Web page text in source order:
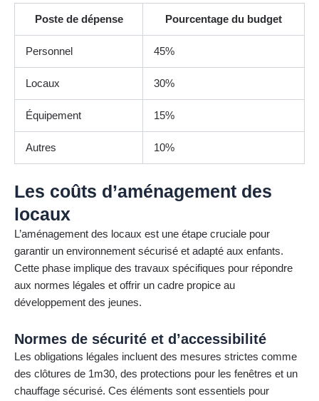
Poste de dépense Pourcentage du budget
Personnel 45%
Locaux 30%
Équipement 15%
Autres 10%
Les coûts d’aménagement des
locaux
L’aménagement des locaux est une étape cruciale pour
garantir un environnement sécurisé et adapté aux enfants.
Cette phase implique des travaux spécifiques pour répondre
aux normes légales et offrir un cadre propice au
développement des jeunes.
Normes de sécurité et d’accessibilité
Les obligations légales incluent des mesures strictes comme
des clôtures de 1m30, des protections pour les fenêtres et un
chauffage sécurisé. Ces éléments sont essentiels pour